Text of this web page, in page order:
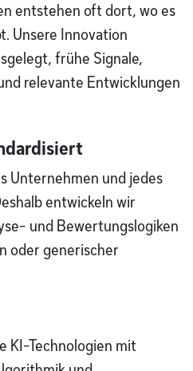
entstehen oft dort, wo es
Unsere Innovation
frühe Signale,
relevante Entwicklungen
Unternehmen und jedes
entwickeln wir
und Bewertungslogiken
oder generischer
KI-Technologien mit